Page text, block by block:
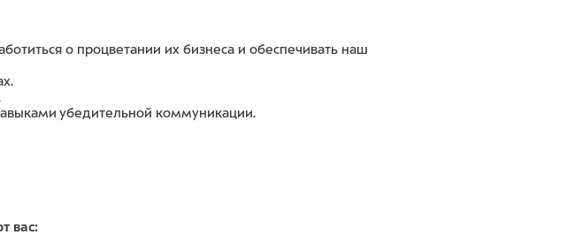
о процветании их бизнеса и обеспечивать наш
убедительной коммуникации.
вас: